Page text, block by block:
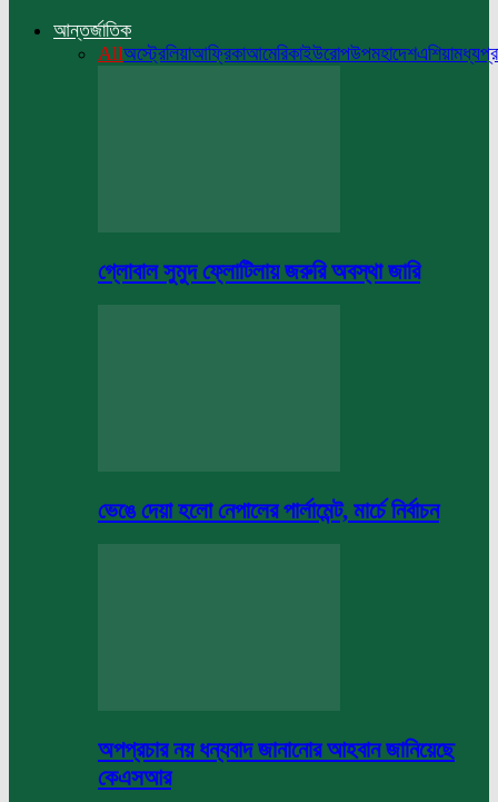
আন্তর্জাতিক
Allঅস্ট্রেলিয়াআফ্রিকাআমেরিকাইউরোপউপমহাদেশএশিয়া
গ্লোবাল সুমুদ ফ্লোটিলায় জরুরি অবস্থা জারি
ভেঙে দেয়া হলো নেপালের পার্লামেন্ট, মার্চে নির্বাচন
অপপ্রচার নয় ধন্যবাদ জানানোর আহবান জানিয়েছে
কেএসআর